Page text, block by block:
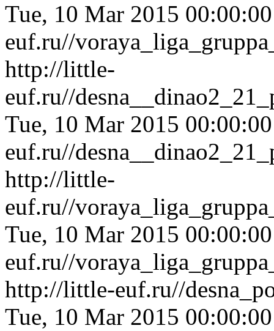
Tue, 10 Mar 2015
euf.ru//
http://little-
euf.ru//
Tue, 10 Mar 2015
euf.ru//
http://little-
euf.ru//
Tue, 10 Mar 2015
euf.ru//
http://little-euf.ru//
Tue, 10 Mar 2015